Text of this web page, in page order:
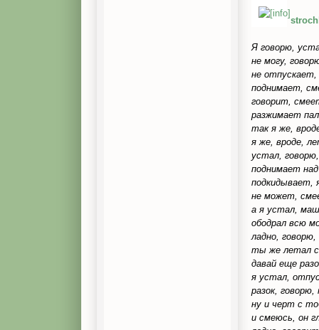
Я говорю,
не могу,
не
поднимает,
говорит,
разжимает
так я же,
я же, вроде,
устал,
поднимает
подкидывает,
не может,
а я устал,
ободрал всю
ладно, говорю,
ты же летал
давай еще
я устал,
разок,
ну и черт с
и смеюсь, он